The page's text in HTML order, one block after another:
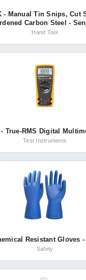
- Manual Tin Snips, Cut
Carbon Steel -
Hand Tool
- True-RMS Digital
Test Instruments
Resistant Gloves
Safety